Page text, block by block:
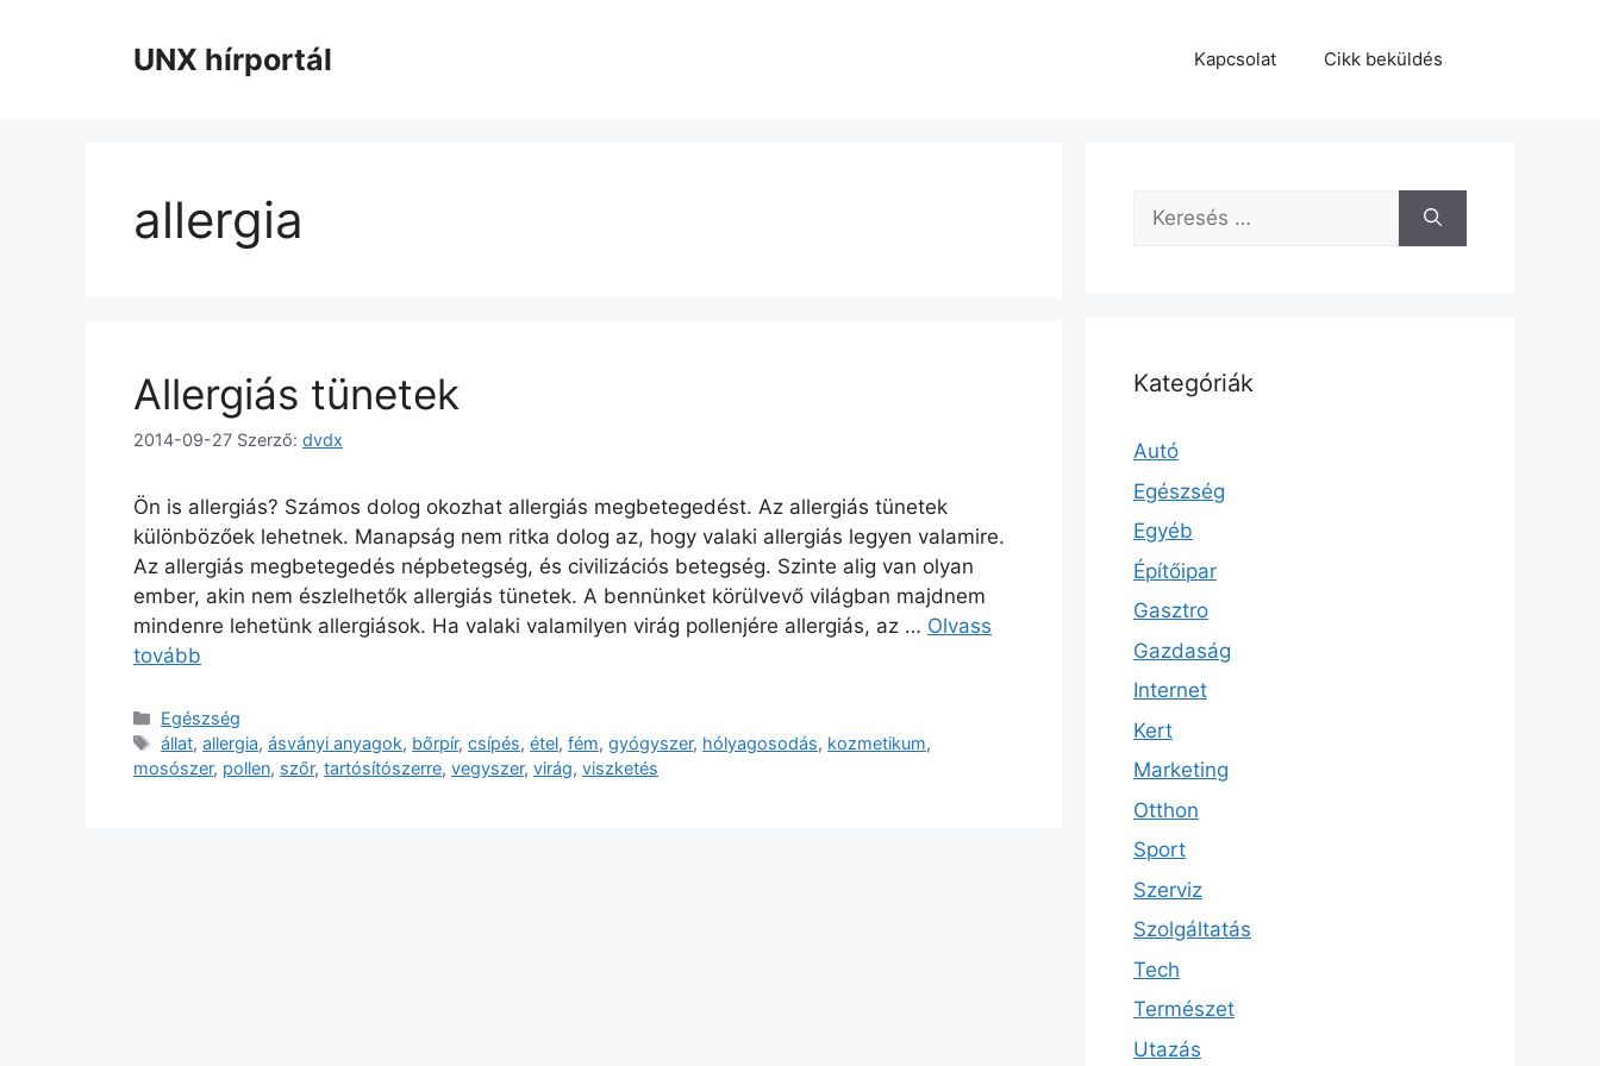
UNX hírportál Kapcsolat Cikk beküldés
allergia
Allergiás tünetek
2014-09-27 Szerző: dvdx
Ön is allergiás? Számos dolog okozhat allergiás megbetegedést. Az allergiás tünetek
különbözőek lehetnek. Manapság nem ritka dolog az, hogy valaki allergiás legyen valamire.
Az allergiás megbetegedés népbetegség, és civilizációs betegség. Szinte alig van olyan
ember, akin nem észlelhetők allergiás tünetek. A bennünket körülvevő világban majdnem
mindenre lehetünk allergiások. Ha valaki valamilyen virág pollenjére allergiás, az … Olvass
tovább
Kategória
Egészség
Címkék
állat,allergia,ásványi anyagok, bőrpír,csípés,étel,fém,gyógyszer, hólyagosodás, kozmetikum,
mosószer, pollen, szőr, tartósítószerre, vegyszer, virág, viszketés
Keresés:
Kategóriák
Autó
Egészség
Egyéb
Építőipar
Gasztro
Gazdaság
Internet
Kert
Marketing
Otthon
Sport
Szerviz
Szolgáltatás
Tech
Természet
Utazás